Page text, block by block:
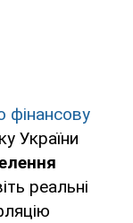
фінансову
України
реальні